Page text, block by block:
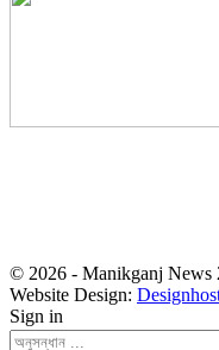
© 2026 - Manikganj News
Website Design:
Sign in